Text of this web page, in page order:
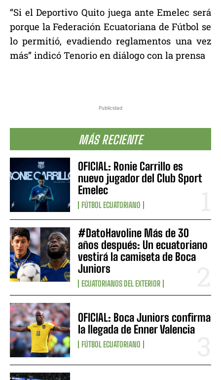
Publicidad
MÁS RECIENTE
OFICIAL: Ronie Carrillo es
nuevo jugador del Club Sport
Emelec
FÚTBOL ECUATORIANO
#DatoHavoline Más de 30
años después: Un ecuatoriano
vestirá la camiseta de Boca
Juniors
ECUATORIANOS DEL EXTERIOR
OFICIAL: Boca Juniors confirma
la llegada de Enner Valencia
FÚTBOL ECUATORIANO
“Si el Deportivo Quito juega ante Emelec será
porque la Federación Ecuatoriana de Fútbol se
lo permitió, evadiendo reglamentos una vez
más” indicó Tenorio en diálogo con la prensa